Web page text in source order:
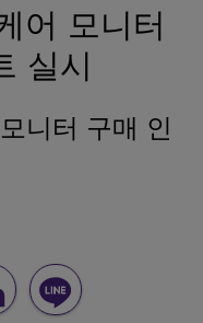
어 모니터
실시
니터 구매 인